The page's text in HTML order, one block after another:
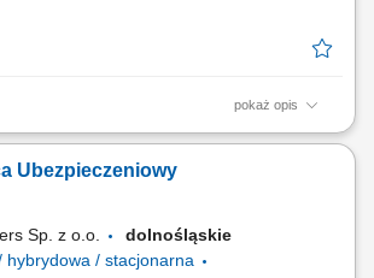
pokaż opis
współpracy z obecnymi klientami oraz
majątkowych, komunikacyjnych i dla firm.
relacji oraz dopasowywanie rozwiązań do
Ubezpieczeniowy
Sp. z o.o.
dolnośląskie
hybrydowa / stacjonarna